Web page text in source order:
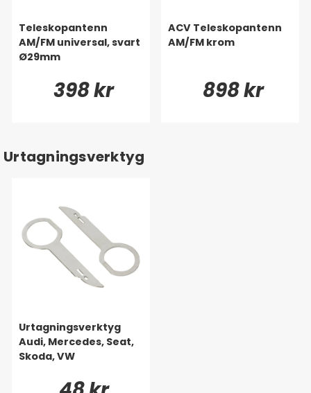
Teleskopantenn
AM/FM universal, svart
Ø29mm
398 kr
ACV Teleskopantenn
AM/FM krom
898 kr
Urtagningsverktyg
Urtagningsverktyg
Audi, Mercedes, Seat,
Skoda, VW